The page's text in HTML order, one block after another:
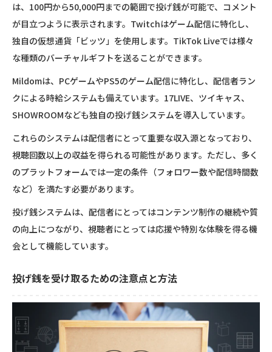
は、100円から50,000円までの範囲で投げ銭が可能で、コメント
が目立つように表示されます。Twitchはゲーム配信に特化し、
独自の仮想通貨「ビッツ」を使用します。TikTok Liveでは様々
な種類のバーチャルギフトを送ることができます。
Mildomは、PCゲームやPS5のゲーム配信に特化し、配信者ラン
クによる時給システムも備えています。17LIVE、ツイキャス、
SHOWROOMなども独自の投げ銭システムを導入しています。
これらのシステムは配信者にとって重要な収入源となっており、
視聴回数以上の収益を得られる可能性があります。ただし、多く
のプラットフォームでは一定の条件（フォロワー数や配信時間数
など）を満たす必要があります。
投げ銭システムは、配信者にとってはコンテンツ制作の継続や質
の向上につながり、視聴者にとっては応援や特別な体験を得る機
会として機能しています。
投げ銭を受け取るための注意点と方法